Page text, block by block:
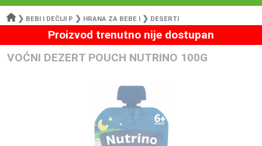
❯ BEBI I DEČIJI P ❯ HRANA ZA BEBE I ❯ DESERTI
Proizvod trenutno nije dostupan
VOĆNI DEZERT POUCH NUTRINO 100G